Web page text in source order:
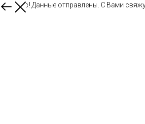
Спасибо! Данные отправлены. С Вами